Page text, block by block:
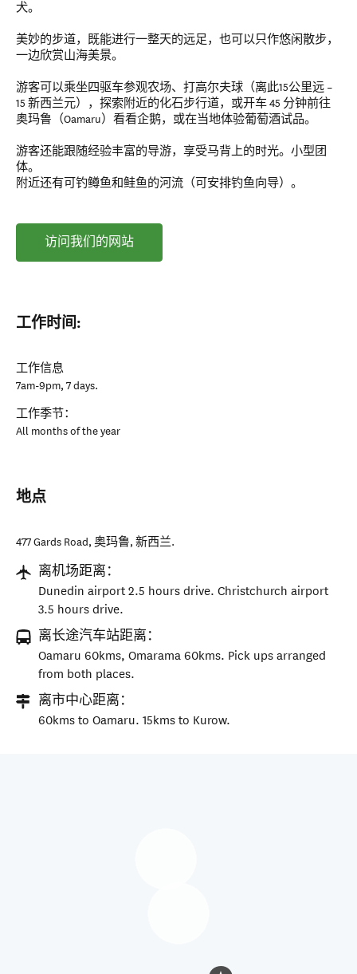
犬。
美妙的步道，既能进行一整天的远足，也可以只作悠闲散步，
一边欣赏山海美景。
游客可以乘坐四驱车参观农场、打高尔夫球（离此15公里远 –
15 新西兰元），探索附近的化石步行道，或开车 45 分钟前往
奥玛鲁（Oamaru）看看企鹅，或在当地体验葡萄酒试品。
游客还能跟随经验丰富的导游，享受马背上的时光。小型团
体。
附近还有可钓鳟鱼和鲑鱼的河流（可安排钓鱼向导）。
访问我们的网站
工作时间:
工作信息
7am-9pm, 7 days.
工作季节：
All months of the year
地点
477 Gards Road, 奥玛鲁, 新西兰.
离机场距离：
Dunedin airport 2.5 hours drive. Christchurch airport
3.5 hours drive.
离长途汽车站距离：
Oamaru 60kms, Omarama 60kms. Pick ups arranged
from both places.
离市中心距离：
60kms to Oamaru. 15kms to Kurow.